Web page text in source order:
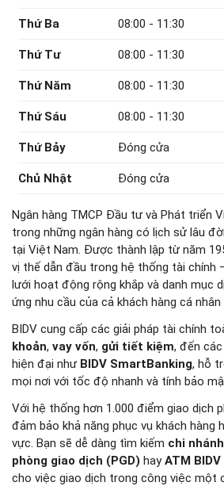
Thứ Ba 08:00 - 11:30
Thứ Tư 08:00 - 11:30
Thứ Năm 08:00 - 11:30
Thứ Sáu 08:00 - 11:30
Thứ Bảy Đóng cửa
Chủ Nhật Đóng cửa
Ngân hàng TMCP Đầu tư và Phát triển
trong những ngân hàng có lịch sử lâu
tại Việt Nam. Được thành lập từ năm
vị thế dẫn đầu trong hệ thống tài chính
lưới hoạt động rộng khắp và danh mục
ứng nhu cầu của cả khách hàng cá nhân
BIDV cung cấp các giải pháp tài chính
khoản, vay vốn, gửi tiết kiệm, đến
hiện đại như BIDV SmartBanking, hỗ
mọi nơi với tốc độ nhanh và tính bảo
Với hệ thống hơn 1.000 điểm giao dịch
đảm bảo khả năng phục vụ khách hàng
vực. Bạn sẽ dễ dàng tìm kiếm chi
phòng giao dịch (PGD) hayATM
cho việc giao dịch trong công việc một